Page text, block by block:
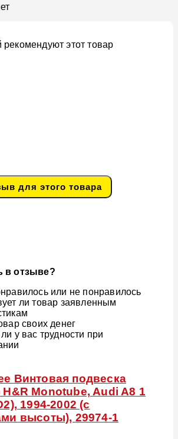
рекомендуют этот товар
для этого товара
в отзыве?
или не понравилось
ли товар заявленным
своих денег
у вас трудности при
Винтовая подвеска
Monotube, Audi A8 1
1994-2002 (с
высоты), 29974-1